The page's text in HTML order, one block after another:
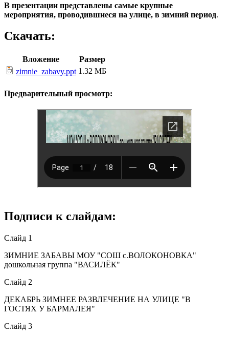
В презентации представлены самые крупные
мероприятия, проводившиеся на улице, в зимний период.
Скачать:
Вложение
Размер
zimnie_zabavy.ppt 1.32 МБ
Предварительный просмотр:
Подписи к слайдам:
Слайд 1
ЗИМНИЕ ЗАБАВЫ МОУ "СОШ с.ВОЛОКОНОВКА"
дошкольная группа "ВАСИЛЁК"
Слайд 2
ДЕКАБРЬ ЗИМНЕЕ РАЗВЛЕЧЕНИЕ НА УЛИЦЕ "В
ГОСТЯХ У БАРМАЛЕЯ"
Слайд 3